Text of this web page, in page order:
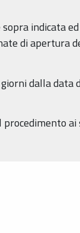
sopra indicata
di apertura
dalla data
ai